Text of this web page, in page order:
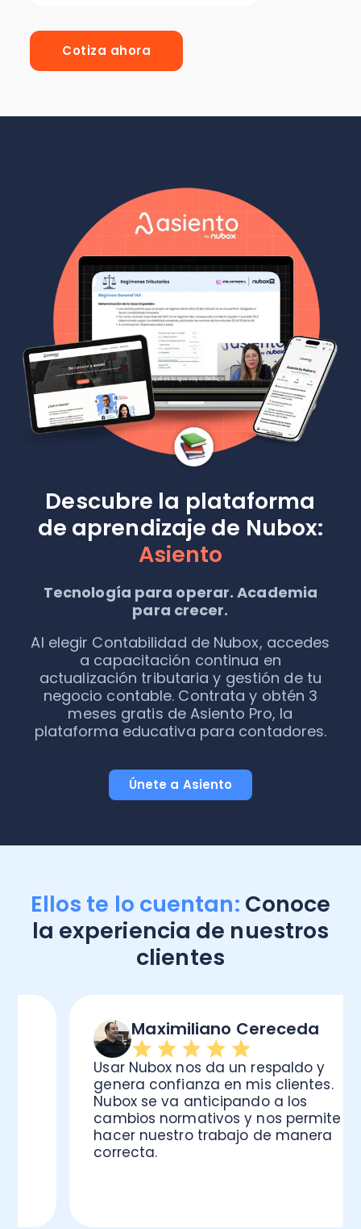
Cotiza ahora
Descubre la plataforma
de aprendizaje de Nubox:
Asiento
Tecnología para operar. Academia
para crecer.
Al elegir Contabilidad de Nubox, accedes
a capacitación continua en
actualización tributaria y gestión de tu
negocio contable. Contrata y obtén 3
meses gratis de Asiento Pro, la
plataforma educativa para contadores.
Únete a Asiento
Ellos te lo cuentan: Conoce
la experiencia de nuestros
clientes
Maximiliano Cereceda
Usar Nubox nos da un respaldo y
genera confianza en mis clientes.
Nubox se va anticipando a los
cambios normativos y nos permite
hacer nuestro trabajo de manera
correcta.